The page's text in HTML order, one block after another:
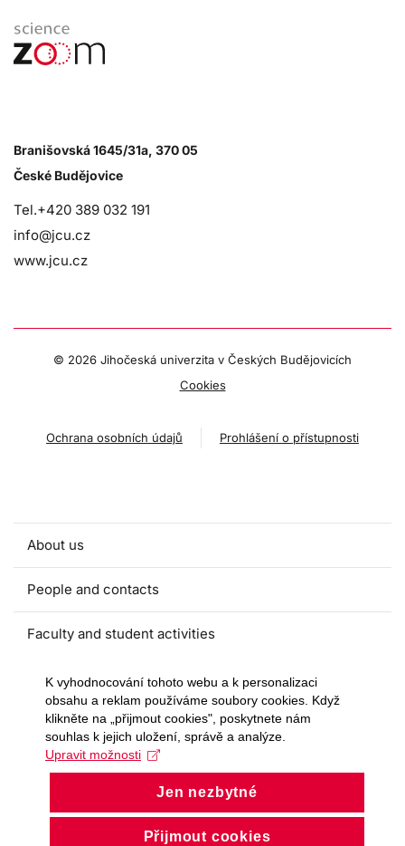
Branišovská 1645/31a, 370 05
České Budějovice
Tel.+420 389 032 191
info@jcu.cz
www.jcu.cz
© 2026 Jihočeská univerzita v Českých Budějovicích
Cookies
Ochrana osobních údajů Prohlášení o přístupnosti
About us
People and contacts
Faculty and student activities
Projects and strategic partnerships
Documents
European sustainable development week
Currently
K vyhodnocování tohoto webu a k personalizaci
obsahu a reklam používáme soubory cookies. Když
klikněte na „přijmout cookies", poskytnete nám
souhlas k jejich uložení, správě a analýze.
Upravit možnosti
Jen nezbytné
Přijmout cookies